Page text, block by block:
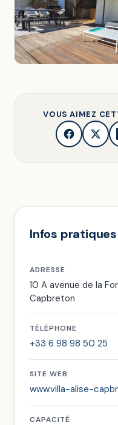
VOUS AIMEZ
Infos pratiques
ADRESSE
10 A avenue de la
Capbreton
TÉLÉPHONE
+33 6 98 98 50 25
SITE WEB
www.villa-alise-
CAPACITÉ